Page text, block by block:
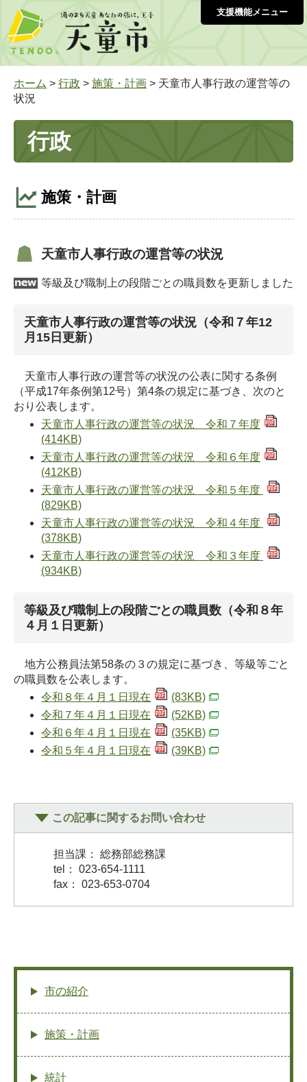
支援機能メニュー
ホーム > 行政 > 施策・計画 > 天童市人事行政の運営等の
状況
行政
施策・計画
天童市人事行政の運営等の状況
等級及び職制上の段階ごとの職員数を更新しました
天童市人事行政の運営等の状況（令和７年12
月15日更新）
天童市人事行政の運営等の状況の公表に関する条例
（平成17年条例第12号）第4条の規定に基づき、次のと
おり公表します。
天童市人事行政の運営等の状況 令和７年度
(414KB)
天童市人事行政の運営等の状況 令和６年度
(412KB)
天童市人事行政の運営等の状況 令和５年度
(829KB)
天童市人事行政の運営等の状況 令和４年度
(378KB)
天童市人事行政の運営等の状況 令和３年度
(934KB)
等級及び職制上の段階ごとの職員数（令和８年
４月１日更新）
地方公務員法第58条の３の規定に基づき、等級等ごと
の職員数を公表します。
令和８年４月１日現在
(83KB)
令和７年４月１日現在
(52KB)
令和６年４月１日現在
(35KB)
令和５年４月１日現在
(39KB)
この記事に関するお問い合わせ
担当課： 総務部総務課
tel： 023-654-1111
fax： 023-653-0704
市の紹介
施策・計画
統計